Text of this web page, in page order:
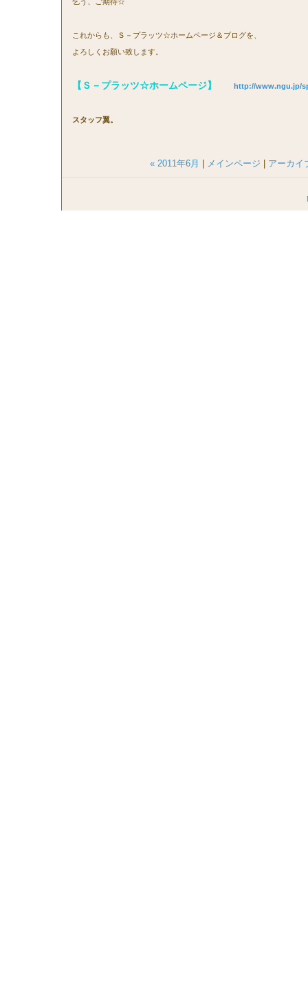
これからも、Ｓ－プラッツ☆ホームページ＆ブログを、
よろしくお願い致します。
【Ｓ－プラッツ☆ホームページ】 http://www.ngu.jp/
スタッフ翼。
« 2011年6月 | メインページ | アーカイ